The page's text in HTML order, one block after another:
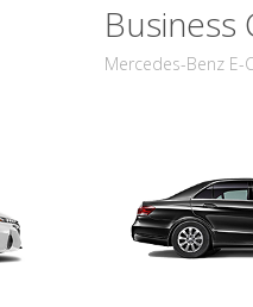
Business
Mercedes-Benz E-